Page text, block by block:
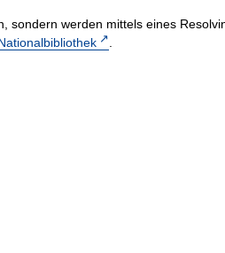
sondern werden mittels eines
.